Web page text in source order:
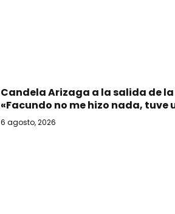
Candela Arizaga a la salida de
«Facundo no me hizo nada, tuve
6 agosto, 2026